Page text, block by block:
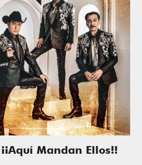
Mandan Ellos!!